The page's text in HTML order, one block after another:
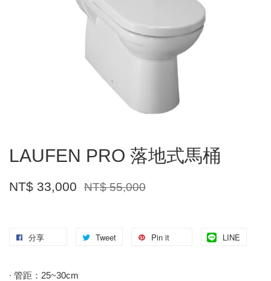
LAUFEN PRO 落地式馬桶
NT$ 33,000 NT$ 55,000
分享 Tweet Pin it LINE
∙ 管距：25~30cm